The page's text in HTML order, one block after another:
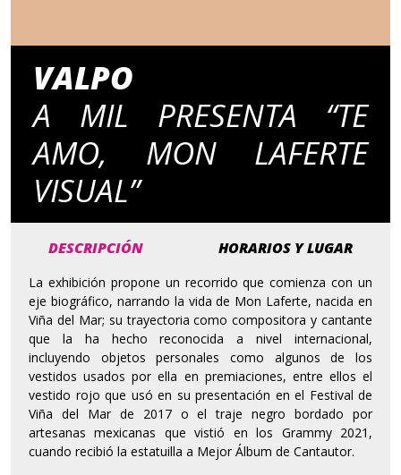
VALPO
A MIL PRESENTA “TE
AMO, MON LAFERTE
VISUAL”
DESCRIPCIÓN HORARIOS Y LUGAR
La exhibición propone un recorrido que comienza con un
eje biográfico, narrando la vida de Mon Laferte, nacida en
Viña del Mar; su trayectoria como compositora y cantante
que la ha hecho reconocida a nivel internacional,
incluyendo objetos personales como algunos de los
vestidos usados por ella en premiaciones, entre ellos el
vestido rojo que usó en su presentación en el Festival de
Viña del Mar de 2017 o el traje negro bordado por
artesanas mexicanas que vistió en los Grammy 2021,
cuando recibió la estatuilla a Mejor Álbum de Cantautor.